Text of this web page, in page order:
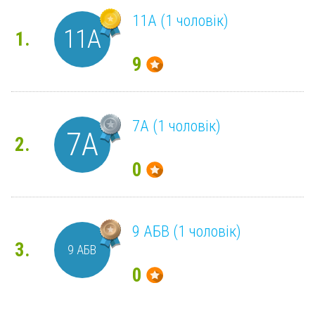
1. 11А
11А (1 чоловік)
9
2. 7А 7А (1 чоловік)
0
3. 9 АБВ
9 АБВ (1 чоловік)
0